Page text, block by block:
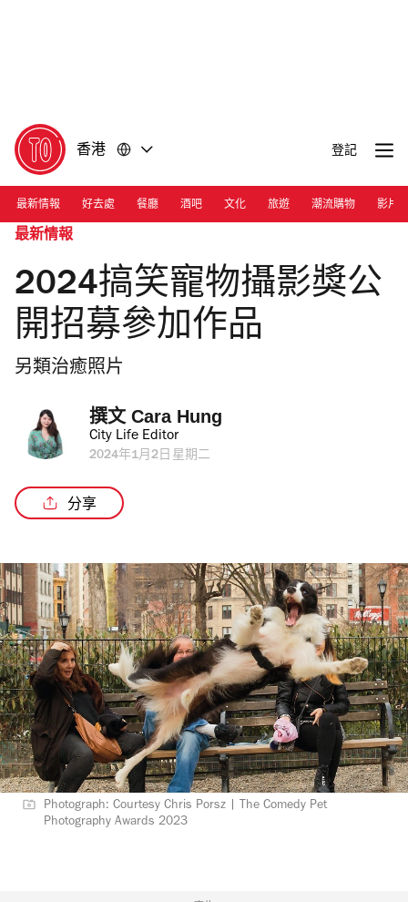
香港 登記
最新情報 好去處 餐廳 酒吧 文化 旅遊 潮流購物 影片
最新情報
2024搞笑寵物攝影獎公
開招募參加作品
另類治癒照片
撰文 Cara Hung
City Life Editor
2024年1月2日星期二
分享
Photograph: Courtesy Chris Porsz | The Comedy Pet
Photography Awards 2023